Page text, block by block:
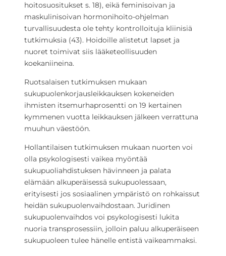
hoitosuositukset s. 18), eikä feminisoivan ja
maskulinisoivan hormonihoito-ohjelman
turvallisuudesta ole tehty kontrolloituja kliinisiä
tutkimuksia (43). Hoidoille alistetut lapset ja
nuoret toimivat siis lääketeollisuuden
koekaniineina.
Ruotsalaisen tutkimuksen mukaan
sukupuolenkorjausleikkauksen kokeneiden
ihmisten itsemurhaprosentti on 19 kertainen
kymmenen vuotta leikkauksen jälkeen verrattuna
muuhun väestöön.
Hollantilaisen tutkimuksen mukaan nuorten voi
olla psykologisesti vaikea myöntää
sukupuoliahdistuksen hävinneen ja palata
elämään alkuperäisessä sukupuolessaan,
erityisesti jos sosiaalinen ympäristö on rohkaissut
heidän sukupuolenvaihdostaan. Juridinen
sukupuolenvaihdos voi psykologisesti lukita
nuoria transprosessiin, jolloin paluu alkuperäiseen
sukupuoleen tulee hänelle entistä vaikeammaksi.